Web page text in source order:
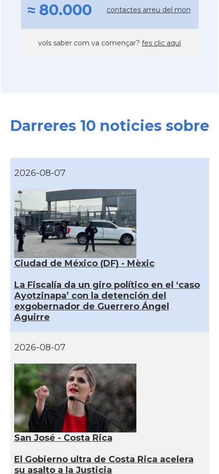
≈ 80.000 contactes arreu del mon
vols saber com va començar? fes clic aquí
Darreres 10 noticies sobre
2026-08-07
Ciudad de México (DF) - Mèxic
La Fiscalía da un giro político en el ‘caso
Ayotzinapa’ con la detención del
exgobernador de Guerrero Ángel
Aguirre
2026-08-07
San José - Costa Rica
El Gobierno ultra de Costa Rica acelera
su asalto a la Justicia